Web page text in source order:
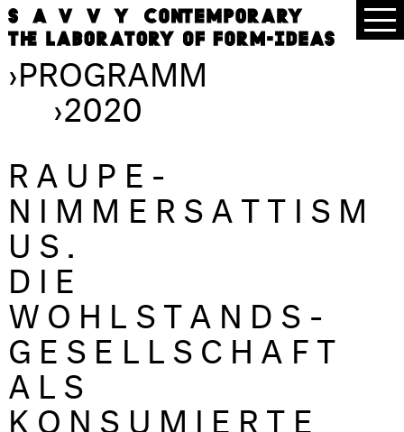
›PROGRAMM
›2020
RAUPE-
NIMMERSATTISM
US.
DIE
WOHLSTANDS-
GESELLSCHAFT
ALS
KONSUMIERTE